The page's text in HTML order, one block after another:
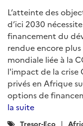
L’atteinte des
d’ici 2030
financement du
rendue encore
mondiale liée à la
l'impact de la crise
privés en Afrique
options de
la suite
Catégories
Tresor-Eco